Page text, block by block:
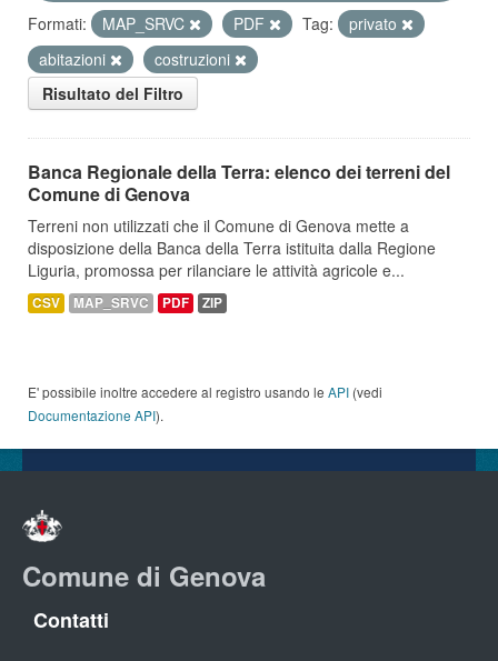
Formati:
MAP_SRVC PDF Tag:
privato
abitazioni
costruzioni
Risultato del Filtro
Banca Regionale della Terra: elenco dei terreni del
Comune di Genova
Terreni non utilizzati che il Comune di Genova mette a
disposizione della Banca della Terra istituita dalla Regione
Liguria, promossa per rilanciare le attività agricole e...
CSV MAP_SRVC PDF ZIP
E' possibile inoltre accedere al registro usando le API (vedi
Documentazione API).
Comune di Genova
Contatti